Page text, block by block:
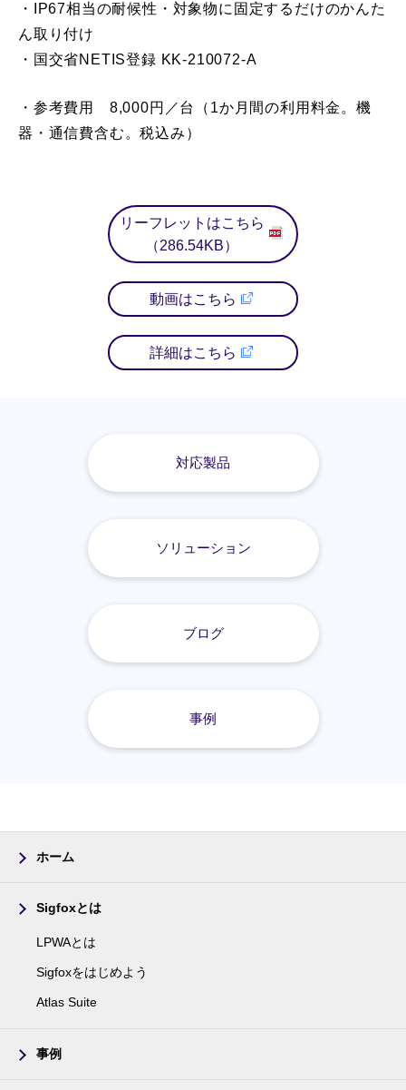
・IP67相当の耐候性・対象物に固定するだけのかんた
ん取り付け
・国交省NETIS登録 KK-210072-A
・参考費用 8,000円／台（1か月間の利用料金。機
器・通信費含む。税込み）
リーフレットはこちら
（286.54KB）
動画はこちら
詳細はこちら
対応製品
ソリューション
ブログ
事例
ホーム
Sigfoxとは
LPWAとは
Sigfoxをはじめよう
Atlas Suite
事例